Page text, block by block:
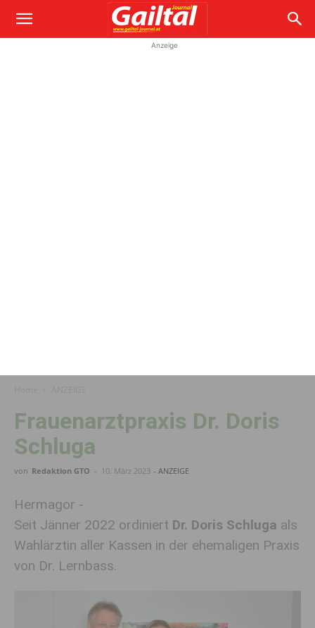
Anzeige
Frauenarztpraxis Dr. Doris
Schluga
von Redaktion GTO - 10. März 2023 - ANZEIGE
Hermagor -
Seit Jänner 2022 ordiniert Dr. Doris Schluga als
Wahlärztin aller Kassen in der ehemaligen Praxis
von Dr. Lernbass.